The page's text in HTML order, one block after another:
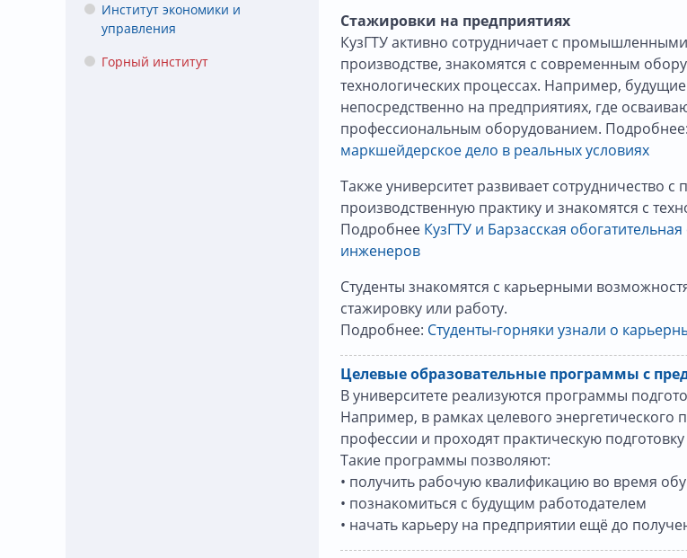
Институт экономики и
управления
Горный институт
Стажировки на предприятиях
КузГТУ активно сотрудничает с
производстве, знакомятся с современным
технологических процессах. Например,
непосредственно на предприятиях, где
профессиональным оборудованием. Подробнее:
маркшейдерское дело в реальных условиях
Также университет развивает сотрудничество
производственную практику и знакомятся с
Подробнее КузГТУ и Барзасская
инженеров
Студенты знакомятся с карьерными
стажировку или работу.
Подробнее: Студенты-горняки узнали о
Целевые образовательные программы с
В университете реализуются программы
Например, в рамках целевого энергетического
профессии и проходят практическую
Такие программы позволяют:
• получить рабочую квалификацию во время
• познакомиться с будущим работодателем
• начать карьеру на предприятии ещё до